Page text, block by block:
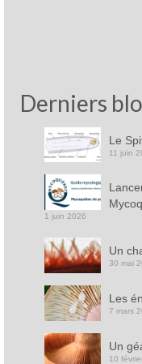
Derniers
Le
11 juin
1 juin 2026
Un
30 mai
Les
7 mars
Un
10